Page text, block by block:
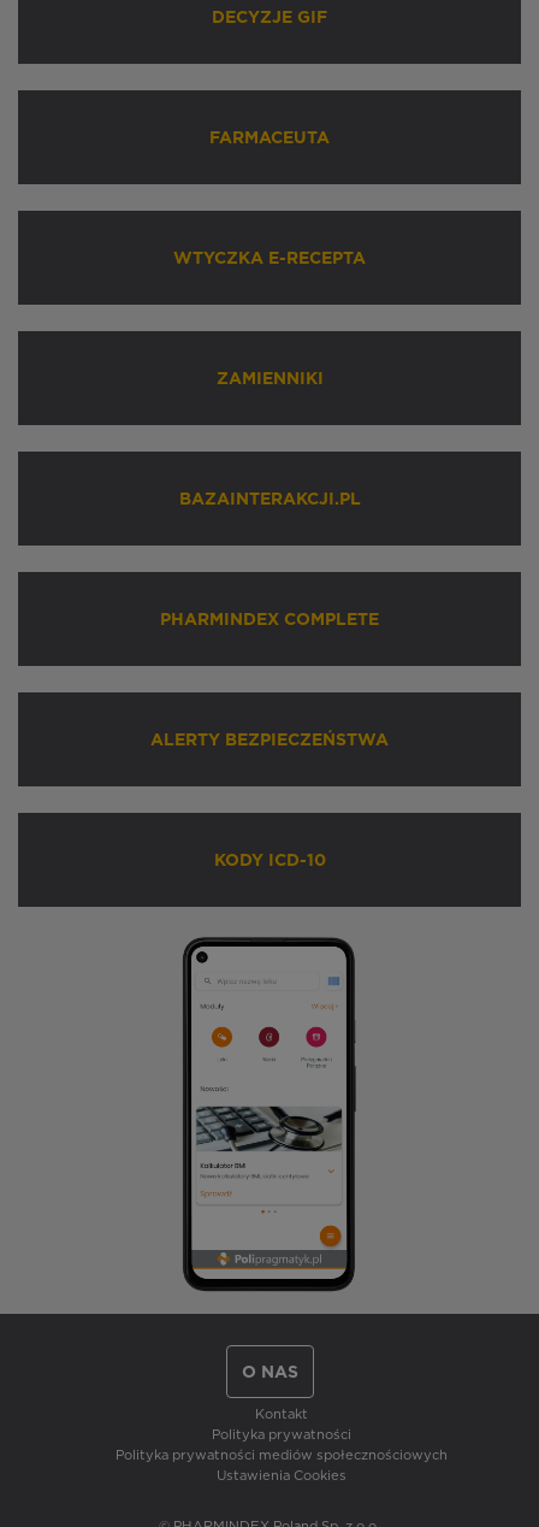
DECYZJE GIF
FARMACEUTA
WTYCZKA E-RECEPTA
ZAMIENNIKI
BAZAINTERAKCJI.PL
PHARMINDEX COMPLETE
ALERTY BEZPIECZEŃSTWA
KODY ICD-10
O NAS
Kontakt
Polityka prywatności
Polityka prywatności mediów społecznościowych
Ustawienia Cookies